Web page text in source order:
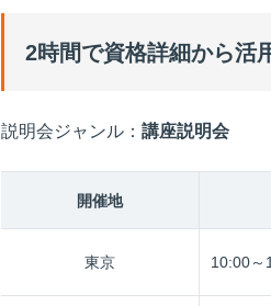
2時間で資格詳細から活
説明会ジャンル： 講座説明会
開催地
東京 10:00～